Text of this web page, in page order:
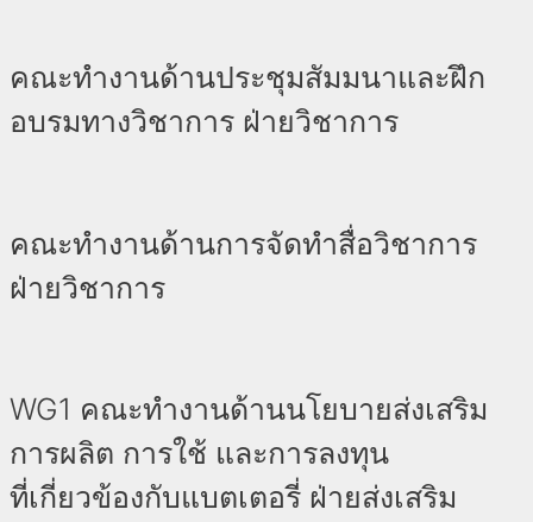
คณะทำงานด้านประชุมสัมมนาและฝึก
อบรมทางวิชาการ ฝ่ายวิชาการ
คณะทำงานด้านการจัดทำสื่อวิชาการ
ฝ่ายวิชาการ
WG1 คณะทำงานด้านนโยบายส่งเสริม
การผลิต การใช้ และการลงทุน
ที่เกี่ยวข้องกับแบตเตอรี่ ฝ่ายส่งเสริม